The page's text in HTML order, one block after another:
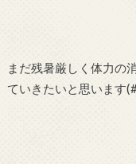
まだ残暑厳しく体力の
ていきたいと思います